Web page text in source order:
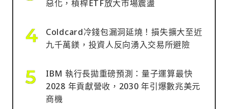
惡化，槓桿ETF放大市場震盪
Coldcard冷錢包漏洞延燒！損失擴大至近
九千萬鎂，投資人反向湧入交易所避險
IBM 執行長拋重磅預測：量子運算最快
2028 年貢獻營收，2030 年引爆數兆美元
商機